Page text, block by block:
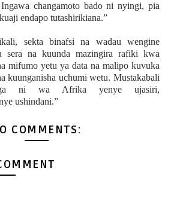
changamoto bado ni nyingi, pia
endapo tutashirikiana.”
sekta binafsi na wadau wengine
sera na kuunda mazingira rafiki kwa
mifumo yetu ya data na malipo kuvuka
kuunganisha uchumi wetu. Mustakabali
ni wa Afrika yenye ujasiri,
ushindani.”
COMMENTS: